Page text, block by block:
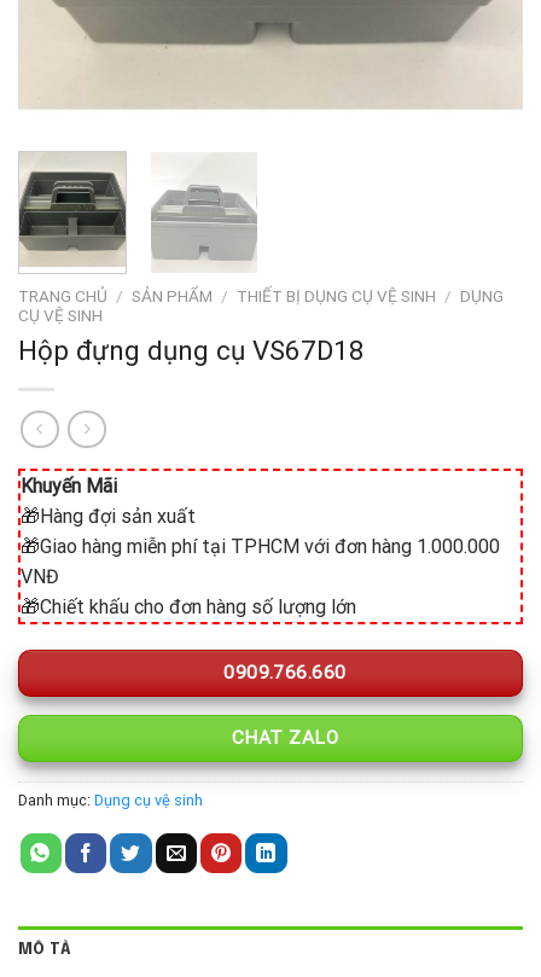
TRANG CHỦ / SẢN PHẨM / THIẾT BỊ DỤNG CỤ VỆ SINH / DỤNG
CỤ VỆ SINH
Hộp đựng dụng cụ VS67D18
Khuyến Mãi
🎁Hàng đợi sản xuất
🎁Giao hàng miễn phí tại TPHCM với đơn hàng 1.000.000
VNĐ
🎁Chiết khấu cho đơn hàng số lượng lớn
0909.766.660
CHAT ZALO
Danh mục: Dụng cụ vệ sinh
MÔ TẢ